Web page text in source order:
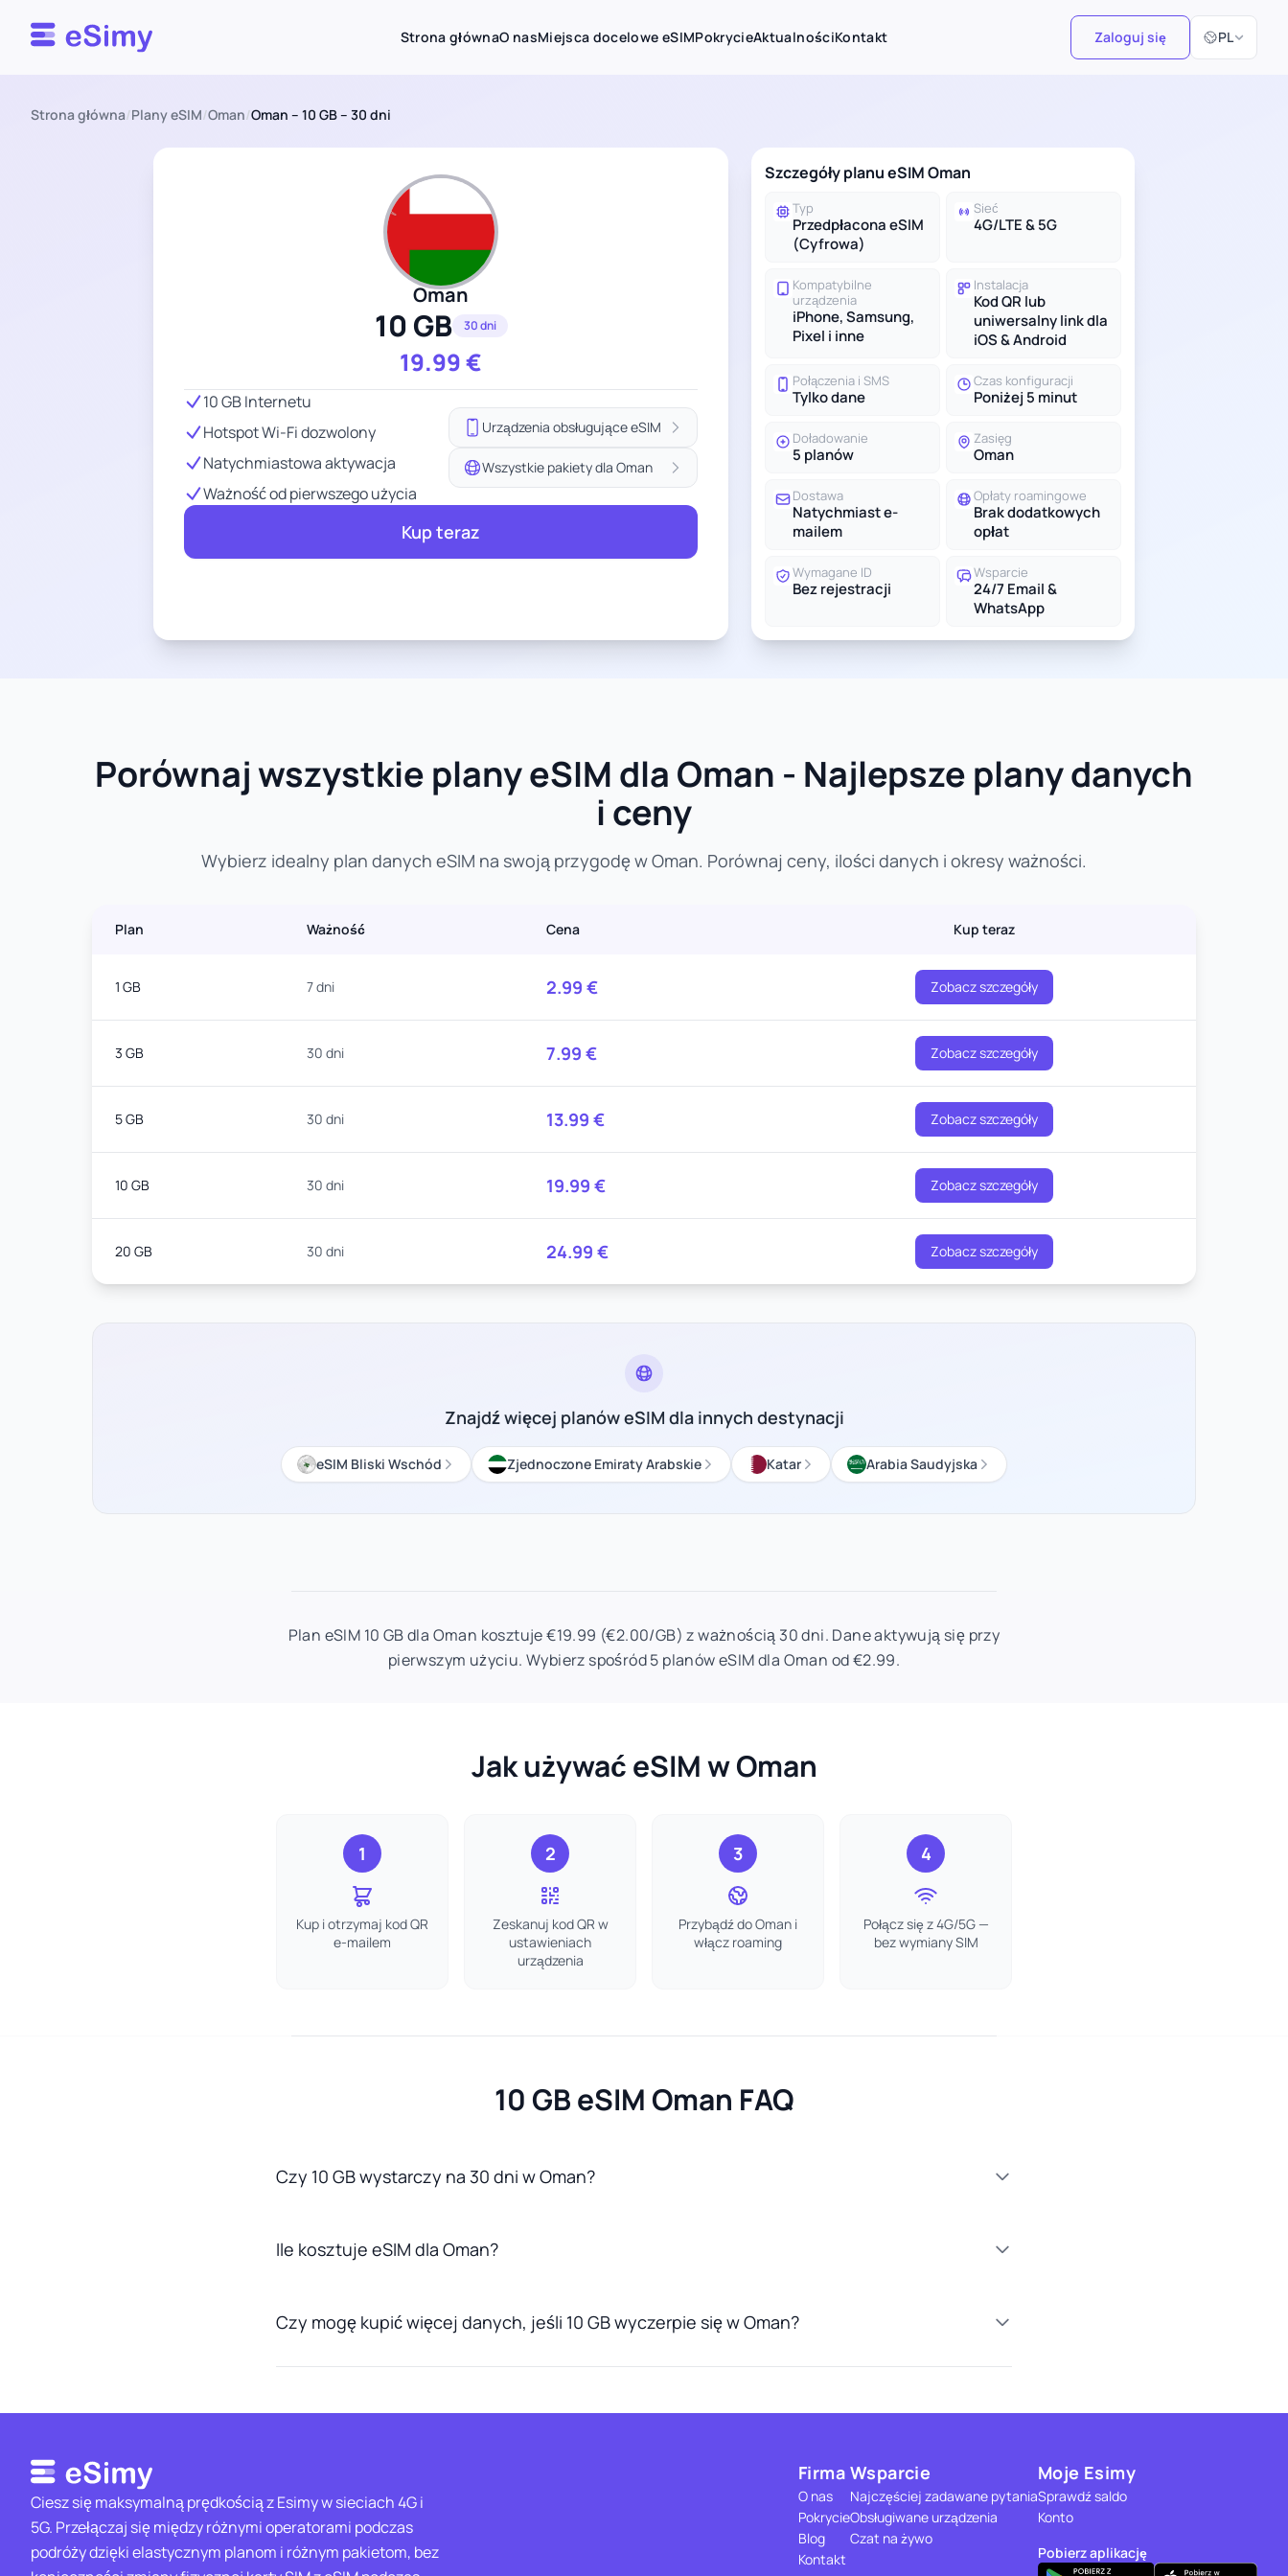
Esimy Strona głównaO nasMiejsca docelowe eSIMPokrycieAktualnościKontakt Zaloguj się PL
Wybierz język
Strona główna/Plany eSIM/Oman/Oman – 10 GB – 30 dni
Oman
10 GB 30 dni
19.99€
10 GB Internetu
Hotspot Wi-Fi dozwolony
Natychmiastowa aktywacja
Ważność od pierwszego użycia
Urządzenia obsługujące eSIM
Wszystkie pakiety dla Oman
Kup teraz
Szczegóły planu eSIM Oman
Typ
Przedpłacona eSIM
(Cyfrowa)
Sieć
4G/LTE & 5G
Kompatybilne
urządzenia
iPhone, Samsung,
Pixel i inne
Instalacja
Kod QR lub
uniwersalny link dla
iOS & Android
Połączenia i SMS
Tylko dane
Czas konfiguracji
Poniżej 5 minut
Doładowanie
5 planów
Zasięg
Oman
Dostawa
Natychmiast e-
mailem
Opłaty roamingowe
Brak dodatkowych
opłat
Wymagane ID
Bez rejestracji
Wsparcie
24/7 Email &
WhatsApp
Porównaj wszystkie plany eSIM dla Oman - Najlepsze plany danych
i ceny
Wybierz idealny plan danych eSIM na swoją przygodę w Oman. Porównaj ceny, ilości danych i okresy ważności.
Plan Ważność Cena Kup teraz
1 GB 7 dni 2.99 € Zobacz szczegóły
3 GB 30 dni 7.99 € Zobacz szczegóły
5 GB 30 dni 13.99 € Zobacz szczegóły
10 GB 30 dni 19.99 € Zobacz szczegóły
20 GB 30 dni 24.99 € Zobacz szczegóły
Znajdź więcej planów eSIM dla innych destynacji
eSIM Bliski Wschód Zjednoczone Emiraty Arabskie Katar Arabia Saudyjska
Plan eSIM 10 GB dla Oman kosztuje €19.99 (€2.00/GB) z ważnością 30 dni. Dane aktywują się przy
pierwszym użyciu. Wybierz spośród 5 planów eSIM dla Oman od €2.99.
Jak używać eSIM w Oman
1
Kup i otrzymaj kod QR
e-mailem
2
Zeskanuj kod QR w
ustawieniach
urządzenia
3
Przybądź do Oman i
włącz roaming
4
Połącz się z 4G/5G —
bez wymiany SIM
10 GB eSIM Oman FAQ
Czy 10 GB wystarczy na 30 dni w Oman?
Ile kosztuje eSIM dla Oman?
Czy mogę kupić więcej danych, jeśli 10 GB wyczerpie się w Oman?
Ciesz się maksymalną prędkością z Esimy w sieciach 4G i
5G. Przełączaj się między różnymi operatorami podczas
podróży dzięki elastycznym planom i różnym pakietom, bez
Firma
O nas
Pokrycie
Blog
Kontakt
Wsparcie
Najczęściej zadawane pytania
Obsługiwane urządzenia
Czat na żywo
Moje Esimy
Sprawdź saldo
Konto
Pobierz aplikację